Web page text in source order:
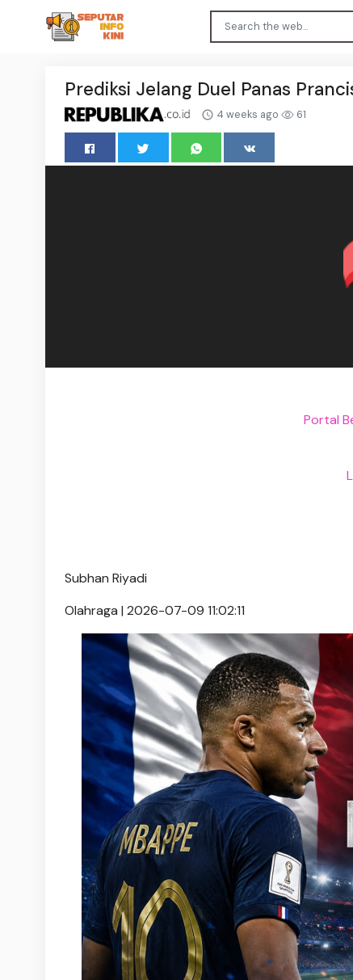
Prediksi Jelang Duel Panas
4 weeks ago 61
Portal
Subhan Riyadi
Olahraga | 2026-07-09 11:02:11